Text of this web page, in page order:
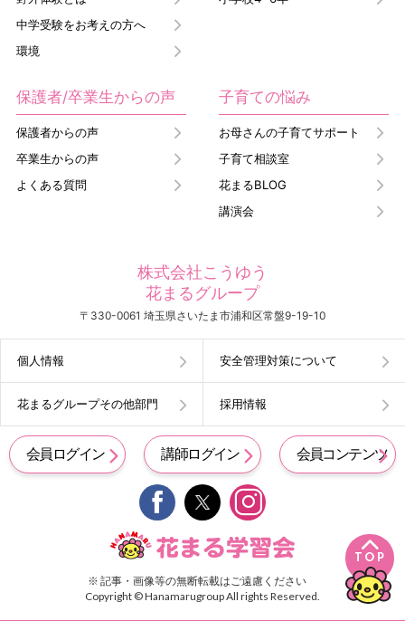
TOP
中学受験をお考えの方へ
環境
保護者/卒業生からの声
保護者からの声
卒業生からの声
よくある質問
子育ての悩み
お母さんの子育てサポート
子育て相談室
花まるBLOG
講演会
株式会社こうゆう
花まるグループ
〒330-0061 埼玉県さいたま市浦和区常盤9-19-10
個人情報 安全管理対策について
花まるグループその他部門 採用情報
会員ログイン 講師ログイン 会員コンテンツ
 
※ 記事・画像等の無断転載はご遠慮ください
Copyright © Hanamarugroup All rights Reserved.